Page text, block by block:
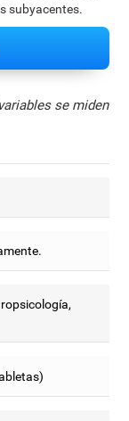
subyacentes.
se miden